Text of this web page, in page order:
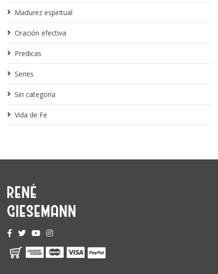
Madurez espiritual
Oración efectiva
Predicas
Series
Sin categoría
Vida de Fe